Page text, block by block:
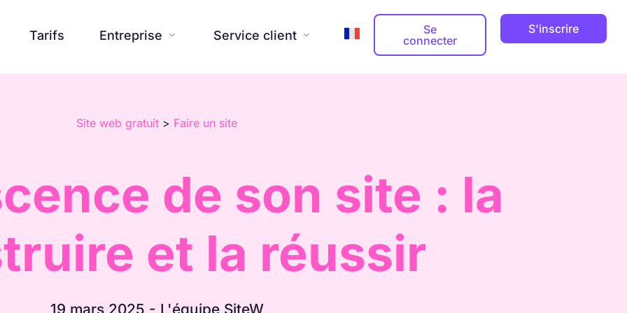
Tarifs Entreprise  Service client 
Se
connecter
S'inscrire
Assistante IA
Réalisations 
Nouveautés SiteW Engagements
Centre d'aide
Site web gratuit > Faire un site
de son site : la
et la réussir
19 mars 2025 - L'équipe SiteW